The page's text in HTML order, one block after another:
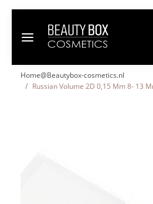
Home@Beautybox-cosmetics.nl
Russian Volume 2D 0,15 Mm 8- 13